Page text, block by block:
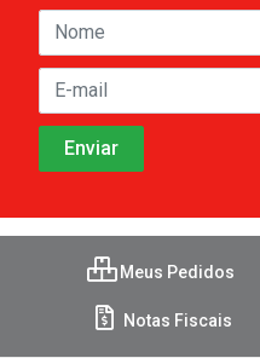
Meus Pedidos
Notas Fiscais